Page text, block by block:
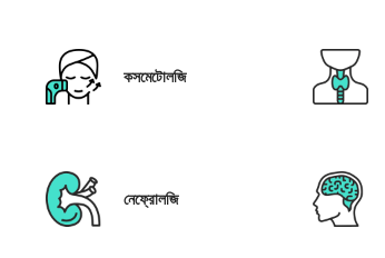
কসমেটোলজি
নেফ্রোলজি